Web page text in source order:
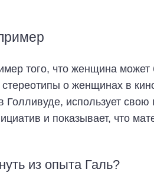
того, что женщина
о женщинах в
Голливуде, использует
и показывает, что
из опыта Галь?